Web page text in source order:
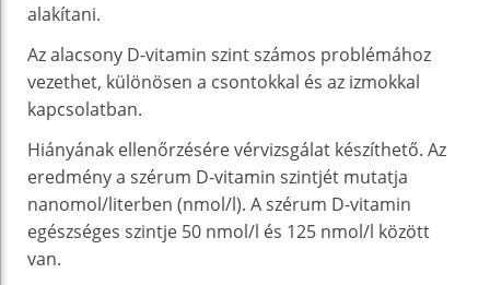
alakítani.
Az alacsony D-vitamin szint számos problémához
vezethet, különösen a csontokkal és az izmokkal
kapcsolatban.
Hiányának ellenőrzésére vérvizsgálat készíthető. Az
eredmény a szérum D-vitamin szintjét mutatja
nanomol/literben (nmol/l). A szérum D-vitamin
egészséges szintje 50 nmol/l és 125 nmol/l között
van.